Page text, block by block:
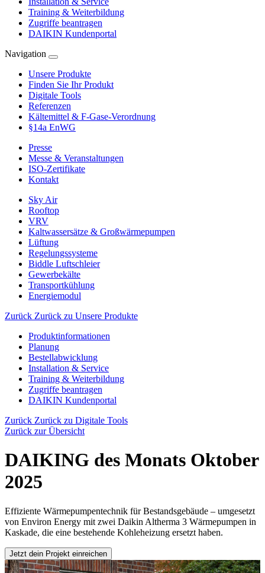
Training & Weiterbildung
Zugriffe beantragen
DAIKIN Kundenportal
Navigation
Unsere Produkte
Finden Sie Ihr Produkt
Digitale Tools
Referenzen
Kältemittel & F-Gase-Verordnung
§14a EnWG
Presse
Messe & Veranstaltungen
ISO-Zertifikate
Kontakt
Sky Air
Rooftop
VRV
Kaltwassersätze & Großwärmepumpen
Lüftung
Regelungssysteme
Biddle Luftschleier
Gewerbekälte
Transportkühlung
Energiemodul
Zurück Zurück zu Unsere Produkte
Produktinformationen
Planung
Bestellabwicklung
Installation & Service
Training & Weiterbildung
Zugriffe beantragen
DAIKIN Kundenportal
Zurück Zurück zu Digitale Tools
Zurück zur Übersicht
DAIKING des Monats Oktober
2025
Effiziente Wärmepumpentechnik für Bestandsgebäude – umgesetzt
von Environ Energy mit zwei Daikin Altherma 3 Wärmepumpen in
Kaskade, die eine bestehende Kohleheizung ersetzt haben.
Jetzt dein Projekt einreichen